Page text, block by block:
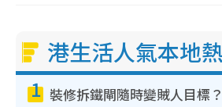
港生活人氣本地
1